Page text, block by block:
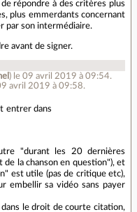
répondre à des critères plus
plus emmerdants concernant
par son intermédiaire.
avant de signer.
) le 09 avril 2019 à 09:54.
avril 2019 à 09:58.
entrer dans
"durant les 20 dernières
la chanson en question"), et
est utile (pas de critique etc),
embellir sa vidéo sans payer
le droit de courte citation,